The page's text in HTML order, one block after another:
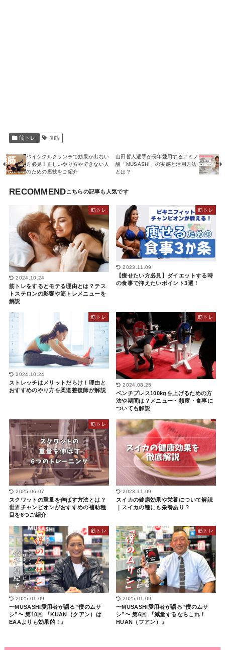
筋トレ 腹筋
バイシクルクランチで効果が出ない
方必見！正しいやり方やできない人
のための裏技をご紹介
山田哲人選手が長年愛用するアミノ
酸「MUSASHI」の実感と活用方法
とは？
RECOMMEND
筋トレ
2024.10.24
筋トレをするとモテる理由とは？テス
トステロンの影響や筋トレメニューを
解説
筋トレ
2023.11.09
【痩せたい方必見】ダイエットする時
の食事で抑えたいポイント3選！
筋トレ
2024.10.24
ストレッチはメリットだらけ！理由と
おすすめのやり方を柔道整復師が解説
筋トレ
2024.08.25
ベンチプレス100kgを上げるための方
法や期間は？メニュー・頻度・食事に
ついても解説
筋トレ
2025.06.07
スクワットの重量を伸ばす方法とは？
世界チャンピオンがおすすめの補助種
目を6つご紹介
2023.11.09
スイカの健康効果や栄養について解説
｜スイカの種にも栄養あり？
筋トレ
2025.01.09
〜MUSASHI愛用者が語る”僕のムサ
シ”〜 第10回 『KUAN（クアン）は
EAAよりも効果的！』
筋トレ
2025.01.09
〜MUSASHI愛用者が語る”僕のムサ
シ”〜 第6回 『減量するならこれ！
HUAN（フアン）』